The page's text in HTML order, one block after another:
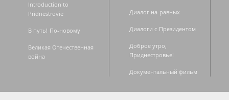
Introduction to
Pridnestrovie
В путь! По-новому
Великая Отечественная
война
Диалог на равных
Диалоги с Президентом
Доброе утро,
Приднестровье!
Документальный фильм